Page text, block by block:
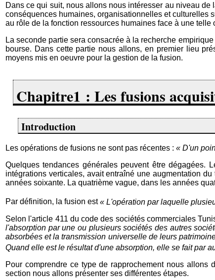
Dans ce qui suit, nous allons nous intéresser au niveau
conséquences humaines, organisationnelles et culturelles
au rôle de la fonction ressources humaines face à une
La seconde partie sera consacrée à la recherche
bourse. Dans cette partie nous allons, en premier lieu
moyens mis en oeuvre pour la gestion de la fusion.
Chapitre1 : Les fusions
Introduction
Les opérations de fusions ne sont pas récentes : « D'un
Quelques tendances générales peuvent être
intégrations verticales, avait entraîné une augmentation
années soixante. La quatrième vague, dans les années
Par définition, la fusion est« L'opération par laquelle
Selon l'article 411 du code des sociétés commerciales
l'absorption par une ou plusieurs sociétés des autres
absorbées et la transmission universelle de leurs
Quand elle est le résultat d'une absorption, elle se fait par
Pour comprendre ce type de rapprochement nous
section nous allons présenter ses différentes étapes.